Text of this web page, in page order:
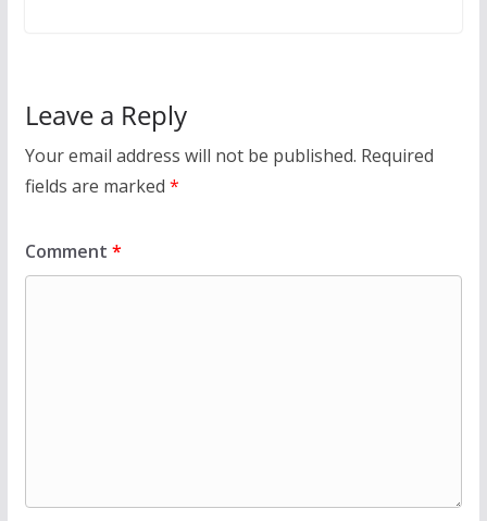
Leave a Reply
Your email address will not be published. Required
fields are marked *
Comment *